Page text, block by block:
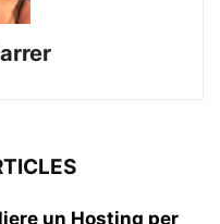
un Hosting per